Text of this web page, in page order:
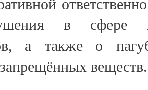
в сфере
а также о
веществ.